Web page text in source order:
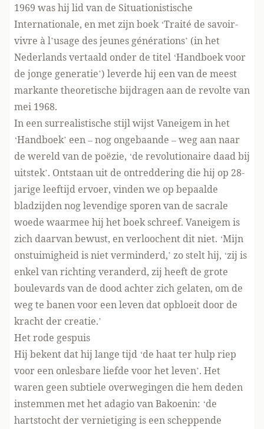
1969 was hij lid van de Situationistische
Internationale, en met zijn boek ‘Traité de savoir-
vivre à l’usage des jeunes générations’ (in het
Nederlands vertaald onder de titel ‘Handboek voor
de jonge generatie’) leverde hij een van de meest
markante theoretische bijdragen aan de revolte van
mei 1968.
In een surrealistische stijl wijst Vaneigem in het
‘Handboek’ een – nog ongebaande – weg aan naar
de wereld van de poëzie, ‘de revolutionaire daad bij
uitstek’. Ontstaan uit de ontreddering die hij op 28-
jarige leeftijd ervoer, vinden we op bepaalde
bladzijden nog levendige sporen van de sacrale
woede waarmee hij het boek schreef. Vaneigem is
zich daarvan bewust, en verloochent dit niet. ‘Mijn
onstuimigheid is niet verminderd,’ zo stelt hij, ‘zij is
enkel van richting veranderd, zij heeft de grote
boulevards van de dood achter zich gelaten, om de
weg te banen voor een leven dat opbloeit door de
kracht der creatie.’
Het rode gespuis
Hij bekent dat hij lange tijd ‘de haat ter hulp riep
voor een onlesbare liefde voor het leven’. Het
waren geen subtiele overwegingen die hem deden
instemmen met het adagio van Bakoenin: ‘de
hartstocht der vernietiging is een scheppende